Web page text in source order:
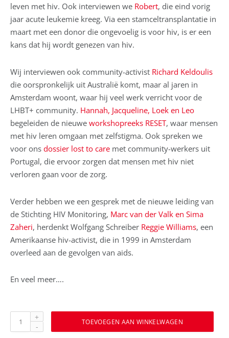
leven met hiv. Ook interviewen we Robert, die eind vorig
jaar acute leukemie kreeg. Via een stamceltransplantatie in
maart met een donor die ongevoelig is voor hiv, is er een
kans dat hij wordt genezen van hiv.
Wij interviewen ook community-activist Richard Keldoulis
die oorspronkelijk uit Australië komt, maar al jaren in
Amsterdam woont, waar hij veel werk verricht voor de
LHBT+ community. Hannah, Jacqueline, Loek en Leo
begeleiden de nieuwe workshopreeks RESET, waar mensen
met hiv leren omgaan met zelfstigma. Ook spreken we
voor ons dossier lost to care met community-werkers uit
Portugal, die ervoor zorgen dat mensen met hiv niet
verloren gaan voor de zorg.
Verder hebben we een gesprek met de nieuwe leiding van
de Stichting HIV Monitoring, Marc van der Valk en Sima
Zaheri, herdenkt Wolfgang Schreiber Reggie Williams, een
Amerikaanse hiv-activist, die in 1999 in Amsterdam
overleed aan de gevolgen van aids.
En veel meer….
gorgeous
TOEVOEGEN AAN WINKELWAGEN